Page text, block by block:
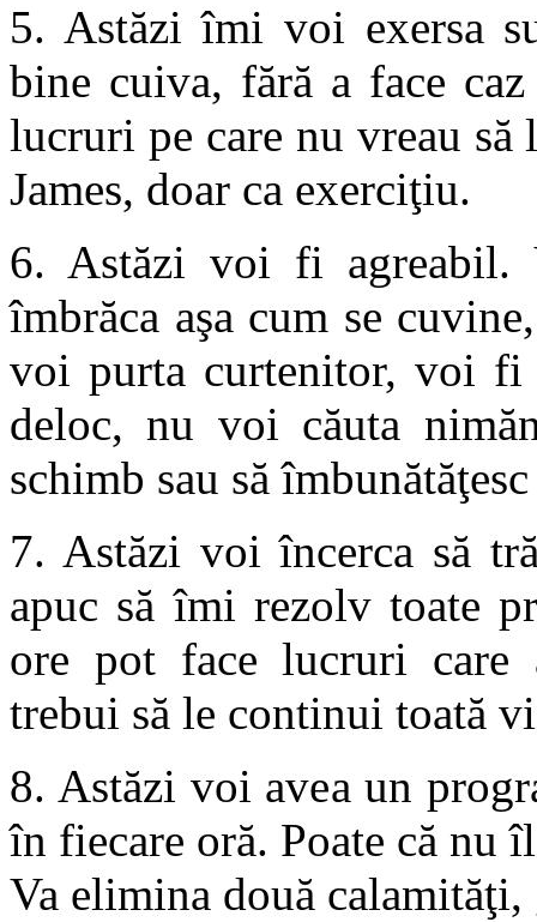
5. Astăzi îmi voi exersa
bine cuiva, fără a face
lucruri pe care nu vreau să
James, doar ca exerciţiu.
6. Astăzi voi fi agreabil.
îmbrăca aşa cum se
voi purta curtenitor, voi
deloc, nu voi căuta
schimb sau să
7. Astăzi voi încerca să
apuc să îmi rezolv toate
ore pot face lucruri care
trebui să le continui toată
8. Astăzi voi avea un
în fiecare oră. Poate că nu
Va elimina două calamităţi,